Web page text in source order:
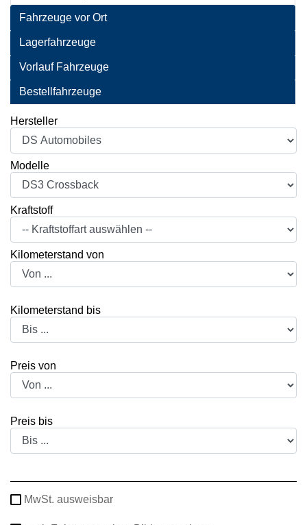
Fahrzeuge vor Ort
Lagerfahrzeuge
Vorlauf Fahrzeuge
Bestellfahrzeuge
Hersteller
Modelle
Kraftstoff
Kilometerstand von
Kilometerstand bis
Preis von
Preis bis
MwSt. ausweisbar